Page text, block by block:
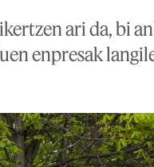
ari da, bi
enpresak